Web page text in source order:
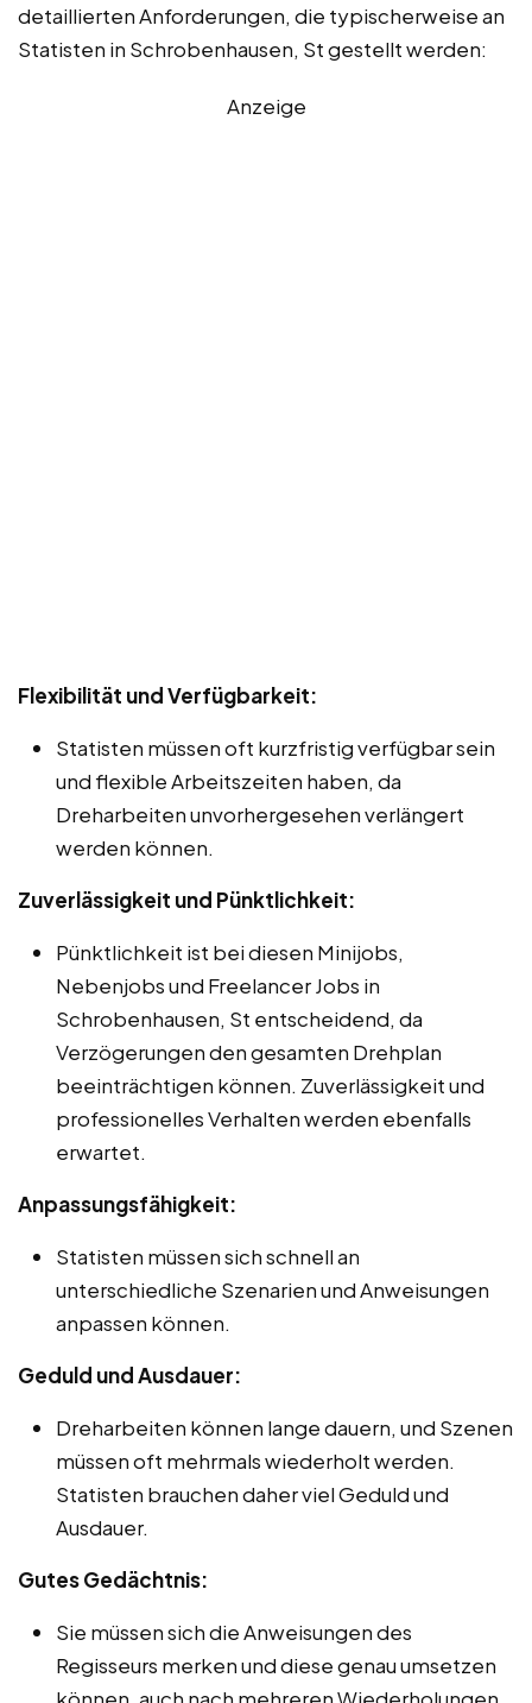
detaillierten Anforderungen, die typischerweise an
Statisten in Schrobenhausen, St gestellt werden:
Anzeige
Flexibilität und Verfügbarkeit:
Statisten müssen oft kurzfristig verfügbar sein
und flexible Arbeitszeiten haben, da
Dreharbeiten unvorhergesehen verlängert
werden können.
Zuverlässigkeit und Pünktlichkeit:
Pünktlichkeit ist bei diesen Minijobs,
Nebenjobs und Freelancer Jobs in
Schrobenhausen, St entscheidend, da
Verzögerungen den gesamten Drehplan
beeinträchtigen können. Zuverlässigkeit und
professionelles Verhalten werden ebenfalls
erwartet.
Anpassungsfähigkeit:
Statisten müssen sich schnell an
unterschiedliche Szenarien und Anweisungen
anpassen können.
Geduld und Ausdauer:
Dreharbeiten können lange dauern, und Szenen
müssen oft mehrmals wiederholt werden.
Statisten brauchen daher viel Geduld und
Ausdauer.
Gutes Gedächtnis:
Sie müssen sich die Anweisungen des
Regisseurs merken und diese genau umsetzen
können, auch nach mehreren Wiederholungen.